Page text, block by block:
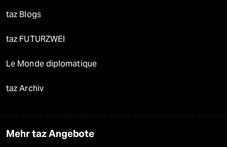
taz Blogs
taz FUTURZWEI
Le Monde diplomatique
taz Archiv
Mehr taz Angebote